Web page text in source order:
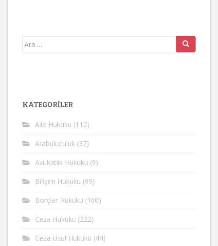
Arama
KATEGORİLER
Aile Hukuku (112)
Arabuluculuk (37)
Avukatlık Hukuku (9)
Bilişim Hukuku (99)
Borçlar Hukuku (160)
Ceza Hukuku (222)
Ceza Usul Hukuku (44)